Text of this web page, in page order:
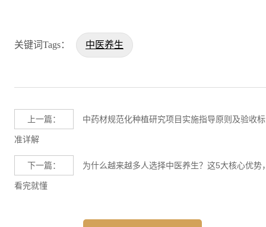
关键词Tags： 中医养生
上一篇： 中药材规范化种植研究项目实施指导原则及验收标
准详解
下一篇： 为什么越来越多人选择中医养生？这5大核心优势
看完就懂